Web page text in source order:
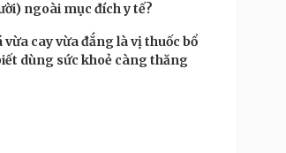
ngoài mục đích y tế?
vừa cay vừa đắng là vị thuốc bổ
dùng sức khoẻ càng thăng